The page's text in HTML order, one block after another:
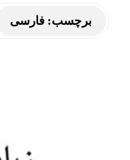
برچسب: فارسی